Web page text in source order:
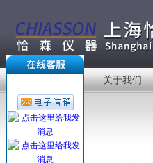
关于我们